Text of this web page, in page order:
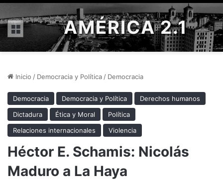
Menú AMÉRICA 2.1
Inicio / Democracia y Política / Democracia
Democracia Democracia y Política
Derechos humanos
Dictadura
Ética y Moral
Política
Relaciones internacionales
Violencia
Héctor E. Schamis: Nicolás
Maduro a La Haya